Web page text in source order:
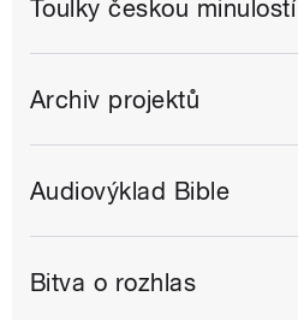
Toulky českou minulostí
Archiv projektů
Audiovýklad Bible
Bitva o rozhlas